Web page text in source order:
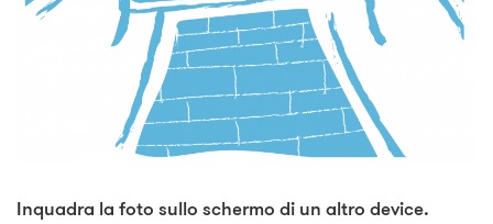
Inquadra la foto sullo schermo di un altro device.